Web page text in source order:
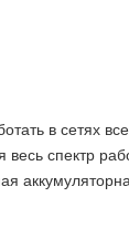
в сетях
спектр